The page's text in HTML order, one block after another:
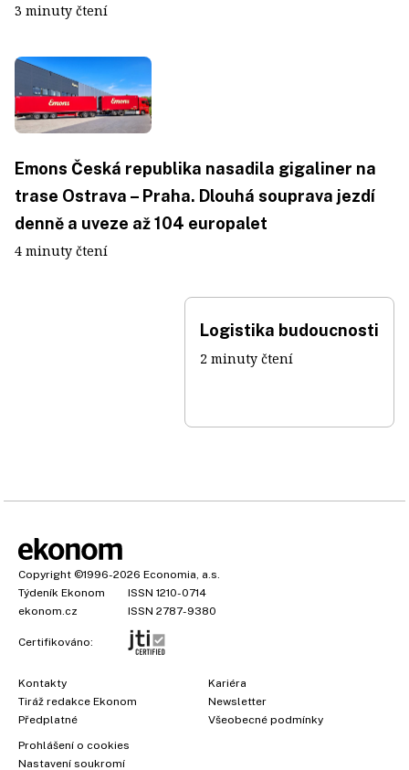
3 minuty čtení
Emons Česká republika nasadila gigaliner na
trase Ostrava – Praha. Dlouhá souprava jezdí
denně a uveze až 104 europalet
4 minuty čtení
Logistika budoucnosti
2 minuty čtení
Copyright ©1996-2026 Economia, a.s.
Týdeník Ekonom
ISSN 1210-0714
ekonom.cz
ISSN 2787-9380
Certifikováno:
Kontakty
Tiráž redakce Ekonom
Předplatné
Kariéra
Newsletter
Všeobecné podmínky
Prohlášení o cookies
Nastavení soukromí